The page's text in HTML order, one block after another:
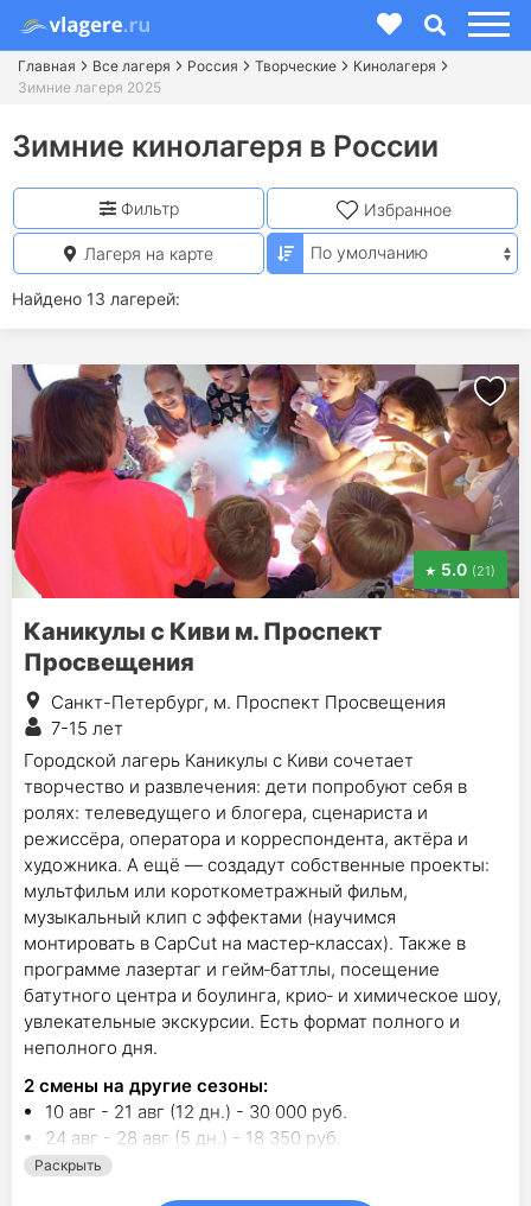
Главная Все лагеря Россия Творческие
Кинолагеря
Зимние лагеря 2025
Зимние кинолагеря в России
Найдено 13 лагерей:
Фильтр Избранное
Лагеря на карте
5.0 (21)
Каникулы с Киви м. Проспект
Просвещения
Санкт-Петербург, м. Проспект Просвещения
7-15 лет
Городской лагерь Каникулы с Киви сочетает
творчество и развлечения: дети попробуют себя в
ролях: телеведущего и блогера, сценариста и
режиссёра, оператора и корреспондента, актёра и
художника. А ещё — создадут собственные проекты:
мультфильм или короткометражный фильм,
музыкальный клип с эффектами (научимся
монтировать в CapCut на мастер‑классах). Также в
программе лазертаг и гейм‑баттлы, посещение
батутного центра и боулинга, крио‑ и химическое шоу,
увлекательные экскурсии. Есть формат полного и
неполного дня.
2 смены на другие сезоны:
10 авг - 21 авг (12 дн.) - 30 000 руб.
24 авг - 28 авг (5 дн.) - 18 350 руб.
Раскрыть